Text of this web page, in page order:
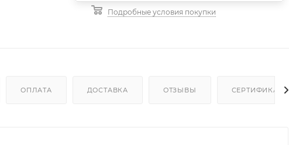
Подробные условия покупки
ОПЛАТА ДОСТАВКА ОТЗЫВЫ СЕРТИФИКАТЫ